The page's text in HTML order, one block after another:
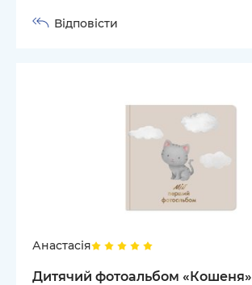
Відповісти
Анастасія
Дитячий фотоальбом «Кошеня»